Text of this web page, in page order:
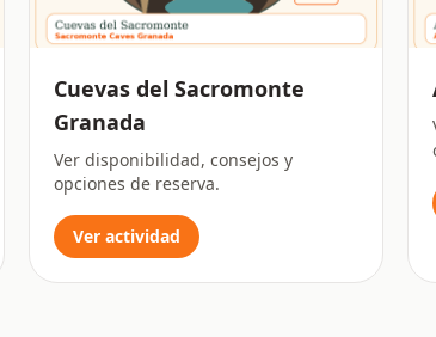
Cuevas del Sacromonte
Granada
Ver disponibilidad, consejos y
opciones de reserva.
Ver actividad